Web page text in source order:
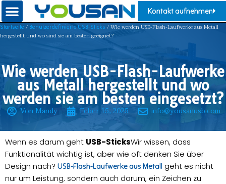
Kontakt aufnehmen
Startseite / Benutzerdefinierte USB-Sticks / Wie werden USB-Flash-Laufwerke aus Metall
hergestellt und wo sind sie am besten geeignet?
Wie werden USB-Flash-Laufwerke
aus Metall hergestellt und wo
werden sie am besten eingesetzt?
Von Mandy Feber 15, 2025 info@yousanusb.com
Wenn es darum geht USB-SticksWir wissen, dass
Funktionalität wichtig ist, aber wie oft denken Sie über
Design nach? USB-Flash-Laufwerke aus Metall geht es nicht
nur um Leistung, sondern auch darum, ein Zeichen zu